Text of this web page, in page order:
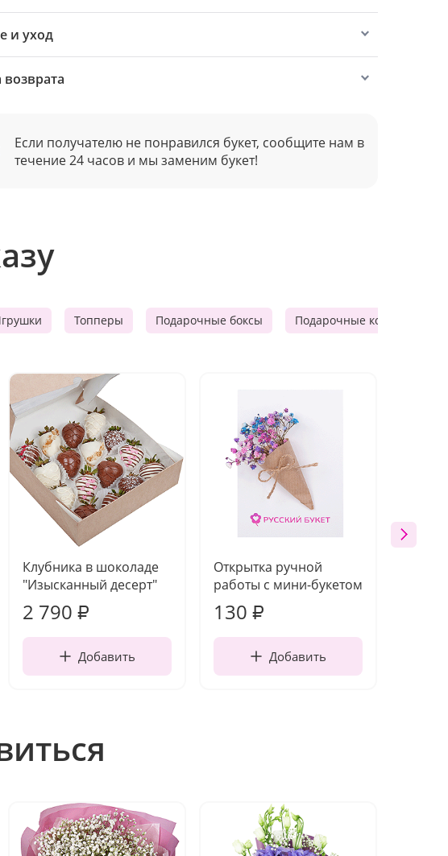
и уход
Если получателю не понравился букет, сообщите нам в
течение 24 часов и мы заменим букет!
Топперы Подарочные боксы Подарочные корзины
Клубника в шоколаде
"Изысканный десерт"
2 790 ₽
Добавить
Открытка ручной
работы с мини-букетом
130 ₽
Добавить